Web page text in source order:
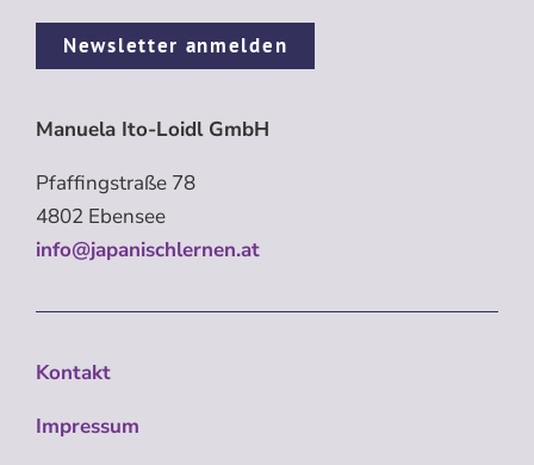
Newsletter anmelden
Manuela Ito-Loidl GmbH
Pfaffingstraße 78
4802 Ebensee
info@japanischlernen.at
Kontakt
Impressum